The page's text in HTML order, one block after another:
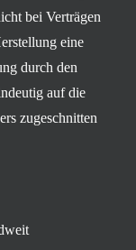
bei Verträgen
eine
durch den
auf die
zugeschnitten